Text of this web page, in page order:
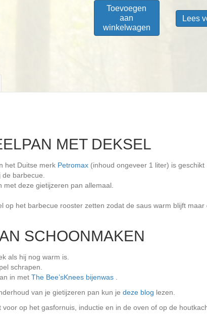
Toevoegen
aan
winkelwagen
Lees
MET DEKSEL
het Duitse merk Petromax (inhoud ongeveer 1 liter) is geschikt
de barbecue.
met deze gietijzeren pan allemaal.
op het barbecue rooster zetten zodat de saus warm blijft
SCHOONMAKEN
als hij nog warm is.
schrapen.
in met The Bee’sKnees bijenwas .
van je gietijzeren pan kun je deze blog lezen.
op het gasfornuis, inductie en in de oven of op de